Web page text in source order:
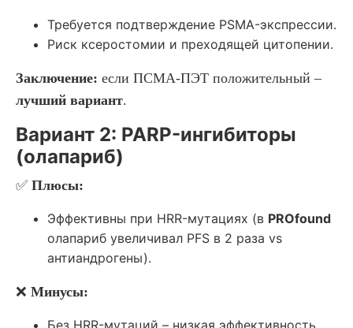
Требуется подтверждение PSMA-экспрессии.
Риск ксеростомии и преходящей цитопении.
Заключение: если ПСМА-ПЭТ положительный –
лучший вариант.
Вариант 2: PARP-ингибиторы
(олапариб)
✅ Плюсы:
Эффективны при HRR-мутациях (в PROfound
олапариб увеличивал PFS в 2 раза vs
антиандрогены).
❌ Минусы:
Без HRR-мутаций – низкая эффективность.